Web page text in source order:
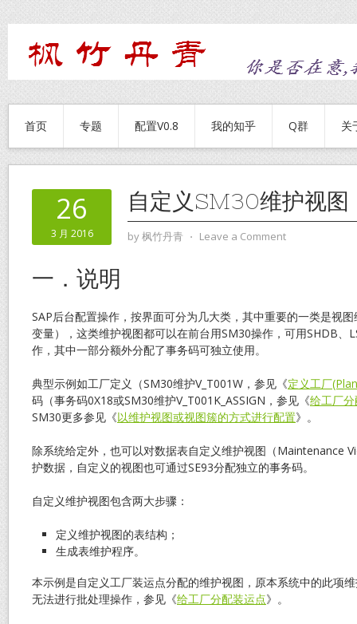
首页 专题 配置V0.8 我的知乎 Q群 关
26
3 月 2016
自定义SM30维护视图
by枫竹丹青 ⋅ Leave a Comment
一．说明
SAP后台配置操作，按界面可分为几大类，其中重要的一类是视
变量），这类维护视图都可以在前台用SM30操作，可用SHDB、
作，其中一部分额外分配了事务码可独立使用。
典型示例如工厂定义（SM30维护V_T001W，参见《定义工厂
码（事务码0X18或SM30维护V_T001K_ASSIGN，参见《给工厂
SM30更多参见《以维护视图或视图簇的方式进行配置》。
除系统给定外，也可以对数据表自定义维护视图（Maintenance
护数据，自定义的视图也可通过SE93分配独立的事务码。
自定义维护视图包含两大步骤：
定义维护视图的表结构；
生成表维护程序。
本示例是自定义工厂装运点分配的维护视图，原本系统中的此项
无法进行批处理操作，参见《给工厂分配装运点》。